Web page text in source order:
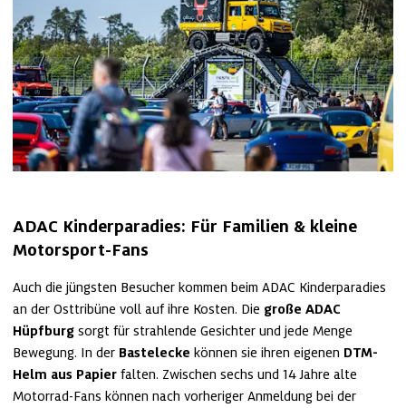
ADAC Kinderparadies: Für Familien & kleine
Motorsport-Fans
Auch die jüngsten Besucher kommen beim ADAC Kinderparadies
an der Osttribüne voll auf ihre Kosten. Die große ADAC
Hüpfburg sorgt für strahlende Gesichter und jede Menge
Bewegung. In der Bastelecke können sie ihren eigenen DTM-
Helm aus Papier falten. Zwischen sechs und 14 Jahre alte